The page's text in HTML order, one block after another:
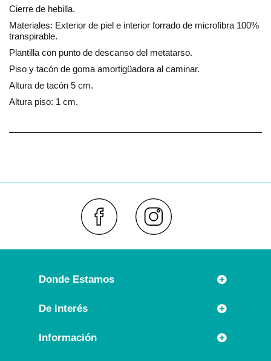
Cierre de hebilla.
Materiales: Exterior de piel e interior forrado de microfibra 100%
transpirable.
Plantilla con punto de descanso del metatarso.
Piso y tacón de goma amortigüadora al caminar.
Altura de tacón 5 cm.
Altura piso: 1 cm.
Donde Estamos
Rúa Príncipe 7
Llámanos:
De interés
Información